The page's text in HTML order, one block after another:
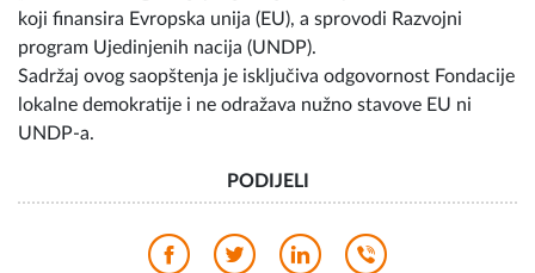
program Ujedinjenih nacija (UNDP).
Sadržaj ovog saopštenja je isključiva odgovornost Fondacije
lokalne demokratije i ne odražava nužno stavove EU ni
UNDP-a.